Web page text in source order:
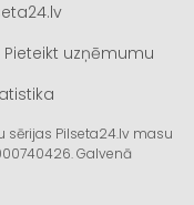
Pieteikt uzņēmumu
sērijas Pilseta24.lv masu
Galvenā